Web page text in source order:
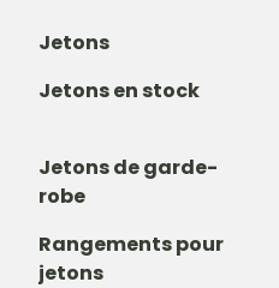
Jetons
Jetons en stock
Jetons de garde-
robe
Rangements pour
jetons